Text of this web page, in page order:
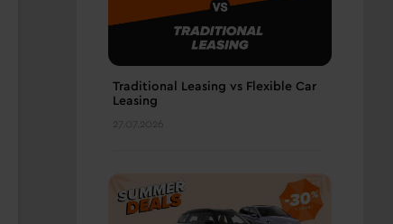
Traditional Leasing vs Flexible Car
Leasing
27.07.2026